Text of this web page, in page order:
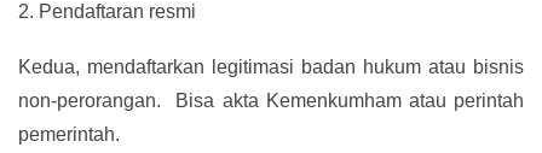
2. Pendaftaran resmi
Kedua, mendaftarkan legitimasi badan hukum atau bisnis
non-perorangan. Bisa akta Kemenkumham atau perintah
pemerintah.